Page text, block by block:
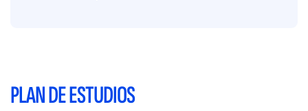
PLAN DE ESTUDIOS